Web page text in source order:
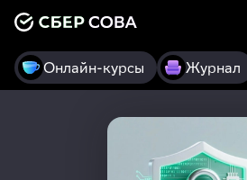
Онлайн-курсы Журнал